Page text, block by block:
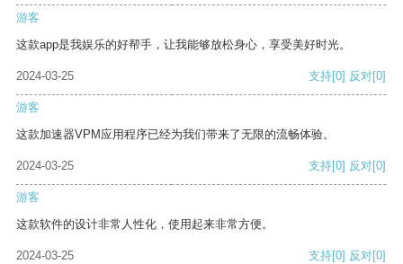
游客
这款app是我娱乐的好帮手，让我能够放松身心，享受美好时光。
2024-03-25 支持[0] 反对[0]
游客
这款加速器VPM应用程序已经为我们带来了无限的流畅体验。
2024-03-25 支持[0] 反对[0]
游客
这款软件的设计非常人性化，使用起来非常方便。
2024-03-25 支持[0] 反对[0]